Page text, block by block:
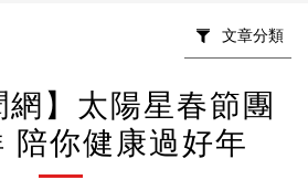
文章分類
網】太陽星春節團
陪你健康過好年